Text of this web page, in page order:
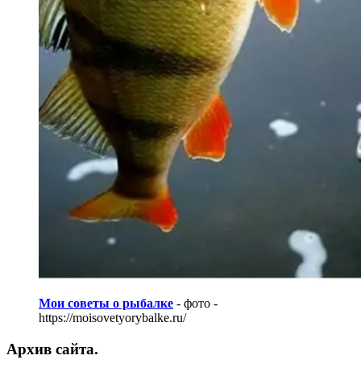
Мои советы о рыбалке - фото -
https://moisovetyorybalke.ru/
Архив сайта.